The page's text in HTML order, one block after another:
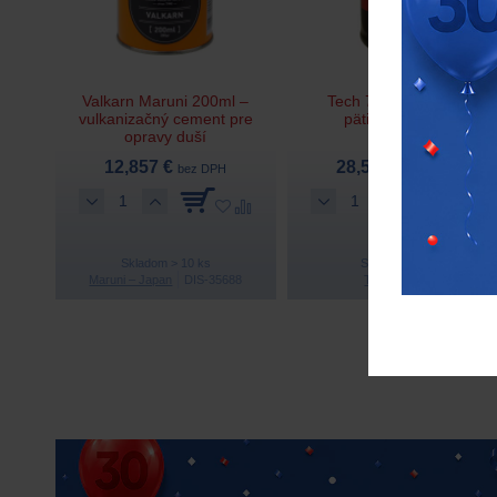
Valkarn Maruni 200ml –
vulkanizačný cement pre
opravy duší
12,857 € bez DPH
Skladom > 10 ks
Tech 735 utesňovač
pätiek – 945 ml
28,531 €
Skladom 1 ks